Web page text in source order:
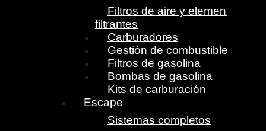
Filtros de aire y elementos
filtrantes
Carburadores
Gestión de combustible
Filtros de gasolina
Bombas de gasolina
Kits de carburación
Escape
Sistemas completos